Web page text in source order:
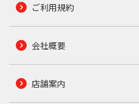
ご利用規約
会社概要
店舗案内